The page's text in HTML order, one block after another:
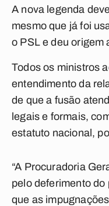
A nova legenda
mesmo que já foi
o PSL e deu origem
Todos os ministros
entendimento da
de que a fusão
legais e formais,
estatuto nacional,
“A Procuradoria
pelo deferimento
que as